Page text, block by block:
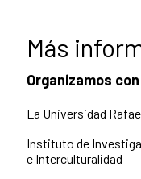
Más
Organizamos
La Universidad
Instituto de
e Interculturalidad